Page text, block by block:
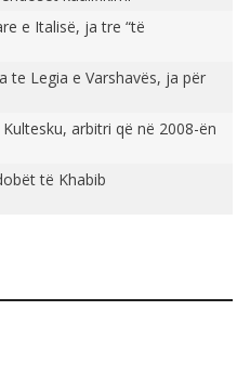
e Italisë, ja tre “të
te Legia e Varshavës, ja për
arbitri që në 2008-ën
të Khabib